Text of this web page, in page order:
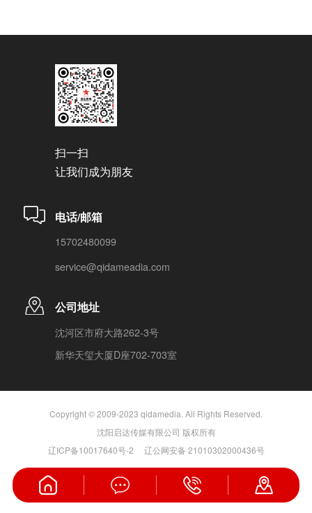
扫一扫
让我们成为朋友
电话/邮箱
15702480099
service@qidameadia.com
公司地址
沈河区市府大路262-3号
新华天玺大厦D座702-703室
Copyright © 2009-2023 qidamedia. All Rights Reserved.
沈阳启达传媒有限公司 版权所有
辽ICP备10017640号-2 辽公网安备 21010302000436号